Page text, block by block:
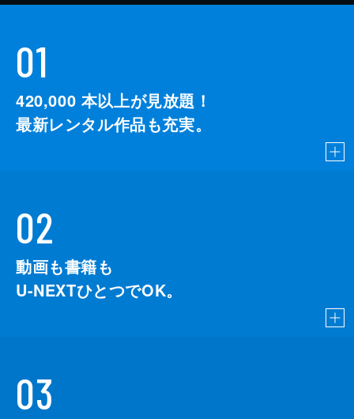
01
420,000 本以上が見放題！
最新レンタル作品も充実。
02
動画も書籍も
U-NEXTひとつでOK。
03